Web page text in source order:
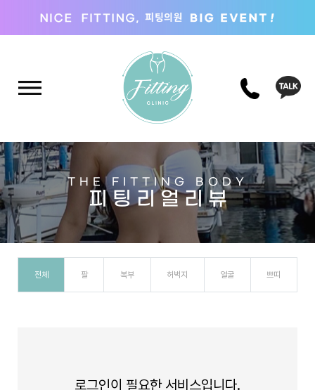
THE FITTING BODY
피 팅 리 얼 리 뷰
전체 팔 복부 허벅지 얼굴 쁘띠
로그인이 필요한 서비스입니다.